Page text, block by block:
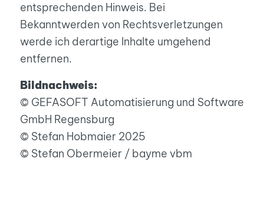
entsprechenden Hinweis. Bei
Bekanntwerden von Rechtsverletzungen
werde ich derartige Inhalte umgehend
entfernen.
Bildnachweis:
© GEFASOFT Automatisierung und Software
GmbH Regensburg
© Stefan Hobmaier 2025
© Stefan Obermeier / bayme vbm